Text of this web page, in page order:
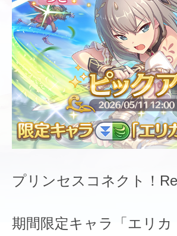
プリンセスコネクト！
期間限定キャラ「エリ